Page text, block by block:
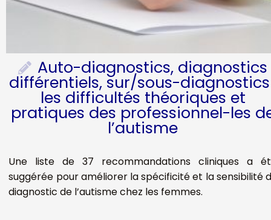
Auto-diagnostics, diagnostics
différentiels, sur/sous-
les difficultés théoriques et
pratiques des professionnel-les
l’autisme
Une liste de 37 recommandations cliniques a
suggérée pour améliorer la spécificité et la sensibilité
diagnostic de l’autisme chez les femmes.